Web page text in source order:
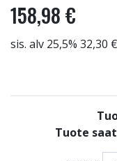
158,98 €
sis. alv 25,5% 32,30 €
Tuote